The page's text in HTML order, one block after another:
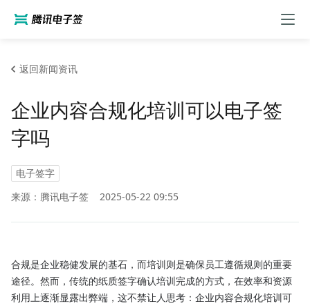
返回新闻资讯
企业内容合规化培训可以电子签
字吗
电子签字
来源：腾讯电子签
2025-05-22 09:55
合规是企业稳健发展的基石，而培训则是确保员工遵循规则的重要
途径。然而，传统的纸质签字确认培训完成的方式，在效率和资源
利用上逐渐显露出弊端，这不禁让人思考：企业内容合规化培训可